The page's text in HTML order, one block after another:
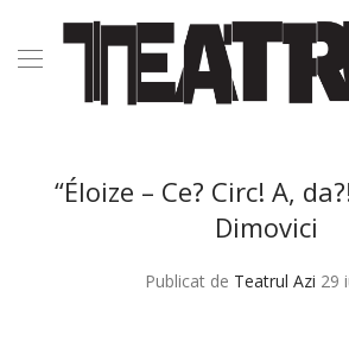
“Éloize – Ce? Circ! A,
Dimovici
Publicat de Teatrul Azi 29